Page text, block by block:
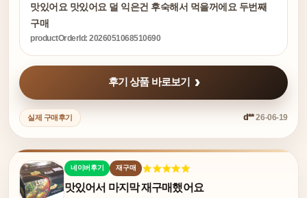
맛있어요 맛있어요 덜 익은건 후숙해서 먹을꺼에요 두번째
구매
productOrderId: 2026051068510690
후기 상품 바로보기
실제 구매후기 d**26-06-19
네이버후기 재구매
맛있어서 마지막 재구매했어요